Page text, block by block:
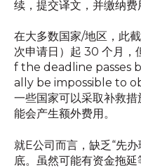
续，提交译文，并缴纳费
在大多数国家/地区，此
次申请日）起 30 个月，
f the deadline passes
ally be impossible to
一些国家可以采取补救
能会产生额外费用。
就E公司而言，缺乏“先
底。虽然可能有资金拖